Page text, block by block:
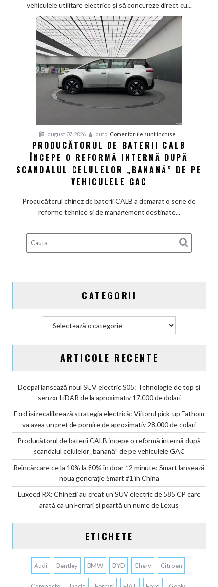
avea
dolari
vehiculele utilitare electrice și să concureze direct cu...
august 07, 2026 auto Comentariile sunt închise
Producătorul
de
baterii
scandalul
celulelor
PRODUCĂTORUL DE BATERII CALB
ÎNCEPE O REFORMĂ INTERNĂ DUPĂ
SCANDALUL CELULELOR „BANANĂ” DE PE
VEHICULELE GAC
Producătorul chinez de baterii CALB a demarat o serie de
reforme tehnice și de management destinate...
CATEGORII
ARTICOLE RECENTE
Deepal lansează noul SUV electric S05: Tehnologie de top și
senzor LiDAR de la aproximativ 17.000 de dolari
Ford își recalibrează strategia electrică: Viitorul pick-up Fathom
va avea un preț de pornire de aproximativ 28.000 de dolari
Producătorul de baterii CALB începe o reformă internă după
scandalul celulelor „banană” de pe vehiculele GAC
Reîncărcare de la 10% la 80% în doar 12 minute: Smart lansează
noua generație Smart #1 în China
Luxeed RX: Chinezii au creat un SUV electric de 585 CP care
arată ca un Ferrari și poartă un nume de Lexus
ETICHETE
Audi Bentley BMW BYD Chery Citroen